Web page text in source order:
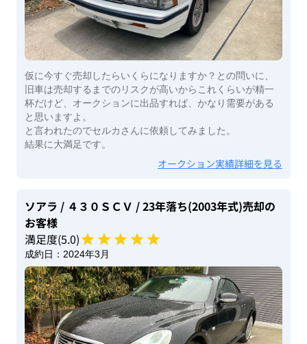
仮に今すぐ売却したらいくらになりますか？との問いに、
旧車は売却するまでのリスクが高いからこれくらいが精一
杯だけど、オークションに出品すれば、かなり需要がある
と思いますよ。
と言われたのでセルカさんに依頼してみました。
結果に大満足です。
オークション実績詳細を見る
ソアラ / ４３０ＳＣＶ / 23年落ち(2003年式)売却の
お客様
満足度(5.0)
成約日： 2024年3月